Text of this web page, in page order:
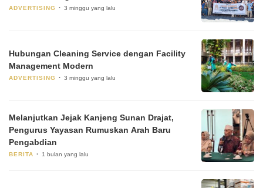
ADVERTISING 3 minggu yang lalu
Hubungan Cleaning Service dengan Facility
Management Modern
ADVERTISING 3 minggu yang lalu
Melanjutkan Jejak Kanjeng Sunan Drajat,
Pengurus Yayasan Rumuskan Arah Baru
Pengabdian
BERITA 1 bulan yang lalu